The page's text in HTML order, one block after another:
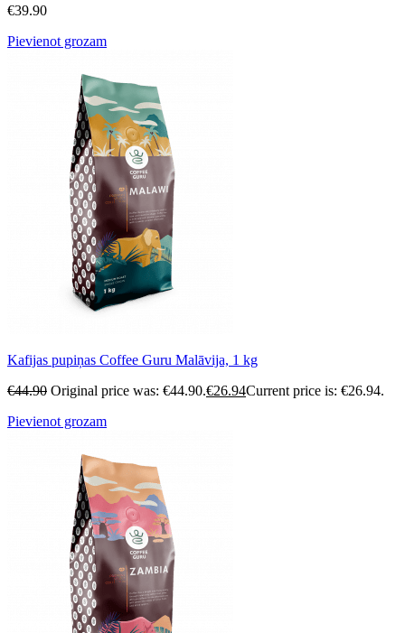
€39.90
Pievienot grozam
Kafijas pupiņas Coffee Guru Malāvija, 1 kg
€44.90 Original price was: €44.90.€26.94Current price is: €26.94.
Pievienot grozam